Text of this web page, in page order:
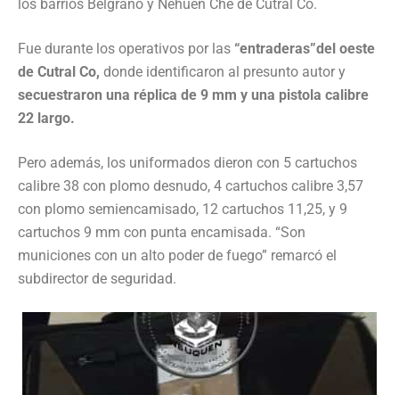
los barrios Belgrano y Nehuen Che de Cutral Co.
Fue durante los operativos por las “entraderas”del oeste
de Cutral Co, donde identificaron al presunto autor y
secuestraron una réplica de 9 mm y una pistola calibre
22 largo.
Pero además, los uniformados dieron con 5 cartuchos
calibre 38 con plomo desnudo, 4 cartuchos calibre 3,57
con plomo semiencamisado, 12 cartuchos 11,25, y 9
cartuchos 9 mm con punta encamisada. “Son
municiones con un alto poder de fuego” remarcó el
subdirector de seguridad.